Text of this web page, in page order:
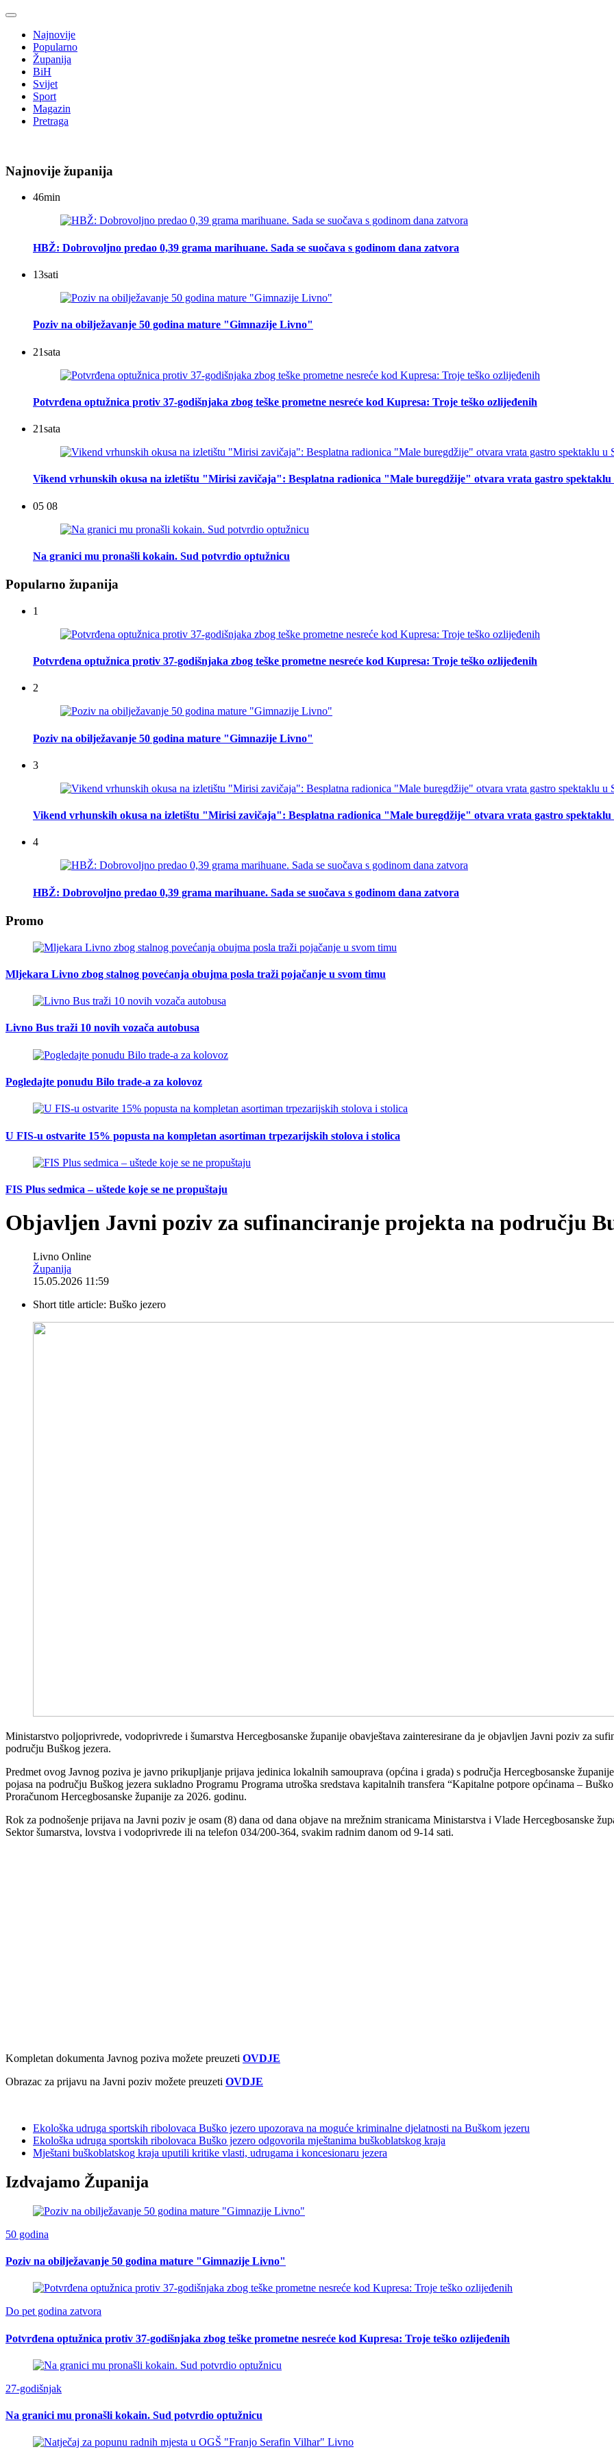
Najnovije
Popularno
Županija
BiH
Svijet
Sport
Magazin
Pretraga
Najnovije županija
46min
HBŽ: Dobrovoljno predao 0,39 grama marihuane. Sada se suočava s godinom dana zatvora
13sati
Poziv na obilježavanje 50 godina mature "Gimnazije Livno"
21sata
Potvrđena optužnica protiv 37-godišnjaka zbog teške prometne nesreće kod Kupresa: Troje teško ozlijeđenih
21sata
Vikend vrhunskih okusa na izletištu "Mirisi zavičaja": Besplatna radionica "Male buregdžije" otvara vrata gastro spektaklu
05 08
Na granici mu pronašli kokain. Sud potvrdio optužnicu
Popularno županija
1
Potvrđena optužnica protiv 37-godišnjaka zbog teške prometne nesreće kod Kupresa: Troje teško ozlijeđenih
2
Poziv na obilježavanje 50 godina mature "Gimnazije Livno"
3
Vikend vrhunskih okusa na izletištu "Mirisi zavičaja": Besplatna radionica "Male buregdžije" otvara vrata gastro spektaklu
4
HBŽ: Dobrovoljno predao 0,39 grama marihuane. Sada se suočava s godinom dana zatvora
Promo
Mljekara Livno zbog stalnog povećanja obujma posla traži pojačanje u svom timu
Livno Bus traži 10 novih vozača autobusa
Pogledajte ponudu Bilo trade-a za kolovoz
U FIS-u ostvarite 15% popusta na kompletan asortiman trpezarijskih stolova i stolica
FIS Plus sedmica – uštede koje se ne propuštaju
Objavljen Javni poziv za sufinanciranje projekta na području
Livno Online
Županija
15.05.2026 11:59
Short title article: Buško jezero
Ministarstvo poljoprivrede, vodoprivrede i šumarstva Hercegbosanske županije obavještava zainteresirane da je objavljen Javni poziv za
području Buškog jezera.
Predmet ovog Javnog poziva je javno prikupljanje prijava jedinica lokalnih samouprava (općina i grada) s područja Hercegbosanske
pojasa na području Buškog jezera sukladno Programu Programa utroška sredstava kapitalnih transfera “Kapitalne potpore općinama –
Proračunom Hercegbosanske županije za 2026. godinu.
Rok za podnošenje prijava na Javni poziv je osam (8) dana od dana objave na mrežnim stranicama Ministarstva i Vlade Hercegbosanske
Sektor šumarstva, lovstva i vodoprivrede ili na telefon 034/200-364, svakim radnim danom od 9-14 sati.
Kompletan dokumenta Javnog poziva možete preuzeti OVDJE
Obrazac za prijavu na Javni poziv možete preuzeti OVDJE
Ekološka udruga sportskih ribolovaca Buško jezero upozorava na moguće kriminalne djelatnosti na Buškom jezeru
Ekološka udruga sportskih ribolovaca Buško jezero odgovorila mještanima buškoblatskog kraja
Mještani buškoblatskog kraja uputili kritike vlasti, udrugama i koncesionaru jezera
Izdvajamo Županija
50 godina
Poziv na obilježavanje 50 godina mature "Gimnazije Livno"
Do pet godina zatvora
Potvrđena optužnica protiv 37-godišnjaka zbog teške prometne nesreće kod Kupresa: Troje teško ozlijeđenih
27-godišnjak
Na granici mu pronašli kokain. Sud potvrdio optužnicu